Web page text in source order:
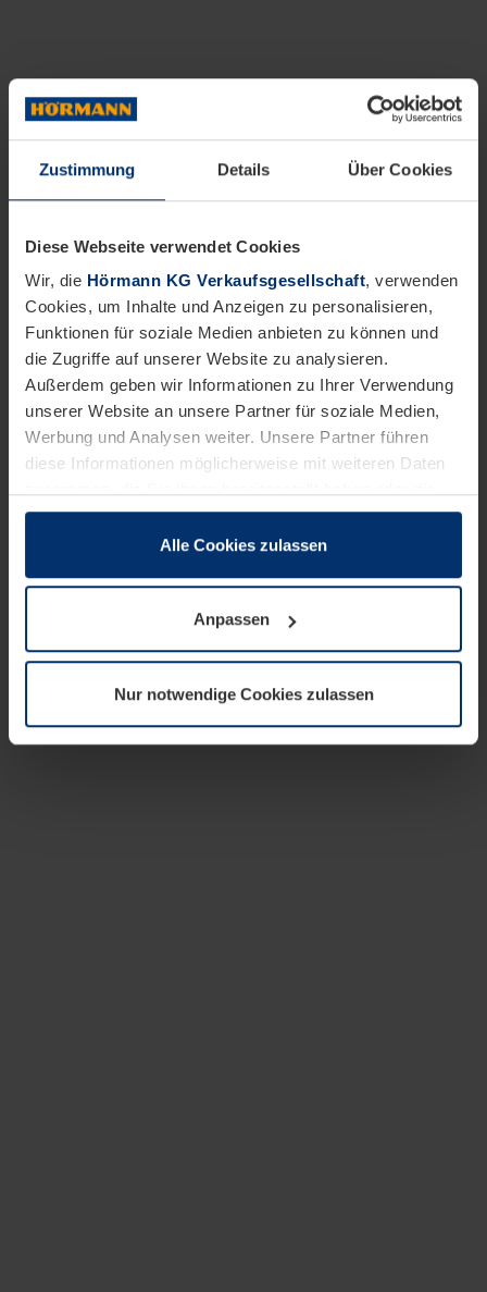
Zustimmung Details Über Cookies
Diese Webseite verwendet Cookies
Wir, die Hörmann KG Verkaufsgesellschaft, verwenden
Cookies, um Inhalte und Anzeigen zu personalisieren,
Funktionen für soziale Medien anbieten zu können und
die Zugriffe auf unserer Website zu analysieren.
Außerdem geben wir Informationen zu Ihrer Verwendung
unserer Website an unsere Partner für soziale Medien,
Werbung und Analysen weiter. Unsere Partner führen
diese Informationen möglicherweise mit weiteren Daten
sie im Rahmen Ihrer Nutzung der Dienste gesammelt
wenn diese für den Betrieb dieser Seite unbedingt
notwendig sind. Für alle anderen Cookie-Typen benötigen
wir Ihre Erlaubnis. Ihre Einwilligung können Sie jederzeit
Datenschutzerklärungunserer Website ändern oder
widerrufen.
Alle Cookies zulassen
Anpassen
Nur notwendige Cookies zulassen